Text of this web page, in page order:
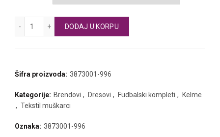
KELME fudbalski komplet kratak rukav za dečake količina
DODAJ U KORPU
Šifra proizvoda: 3873001-996
Kategorije: Brendovi , Dresovi , Fudbalski kompleti ,
Kelme
, Tekstil muškarci
Oznaka: 3873001-996